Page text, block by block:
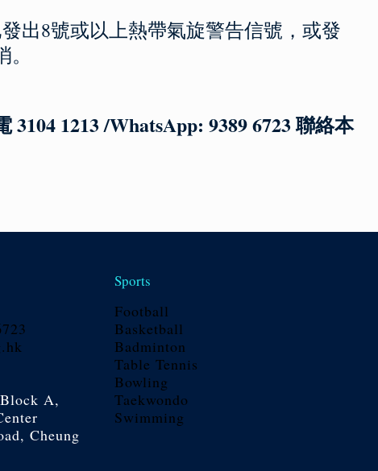
出8號或以上熱帶氣旋警告信號，或發
1213 /WhatsApp: 9389 6723 聯絡本
A,
Cheung
Sports
Football
Basketball
Badminton
Table Tennis
Bowling
Taekwondo
Swimming